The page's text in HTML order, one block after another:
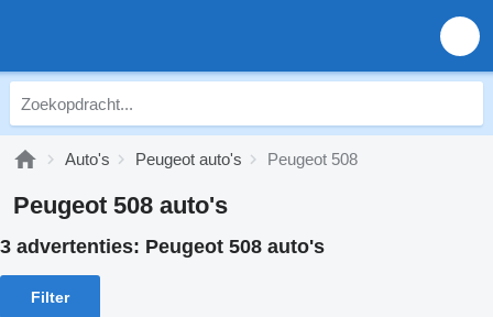
Auto's Peugeot auto's Peugeot 508
Peugeot 508 auto's
3 advertenties: Peugeot 508 auto's
Filter